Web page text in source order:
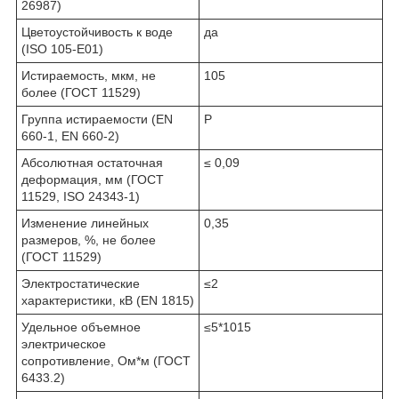
26987)
Цветоустойчивость к воде
(ISO 105-E01)
да
Истираемость, мкм, не
более (ГОСТ 11529)
105
Группа истираемости (EN
660-1, EN 660-2)
P
Абсолютная остаточная
деформация, мм (ГОСТ
11529, ISO 24343-1)
≤ 0,09
Изменение линейных
размеров, %, не более
(ГОСТ 11529)
0,35
Электростатические
характеристики, кВ (EN 1815)
≤2
Удельное объемное
электрическое
сопротивление, Ом*м (ГОСТ
6433.2)
≤5*1015